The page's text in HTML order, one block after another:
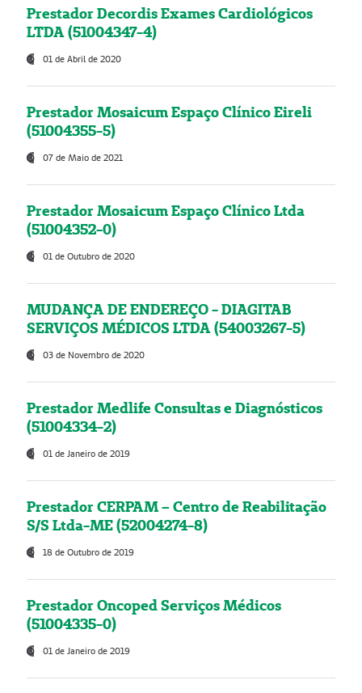
Prestador Decordis Exames Cardiológicos
LTDA (51004347-4)
01 de Abril de 2020
Prestador Mosaicum Espaço Clínico Eireli
(51004355-5)
07 de Maio de 2021
Prestador Mosaicum Espaço Clínico Ltda
(51004352-0)
01 de Outubro de 2020
MUDANÇA DE ENDEREÇO - DIAGITAB
SERVIÇOS MÉDICOS LTDA (54003267-5)
03 de Novembro de 2020
Prestador Medlife Consultas e Diagnósticos
(51004334-2)
01 de Janeiro de 2019
Prestador CERPAM – Centro de Reabilitação
S/S Ltda-ME (52004274-8)
18 de Outubro de 2019
Prestador Oncoped Serviços Médicos
(51004335-0)
01 de Janeiro de 2019